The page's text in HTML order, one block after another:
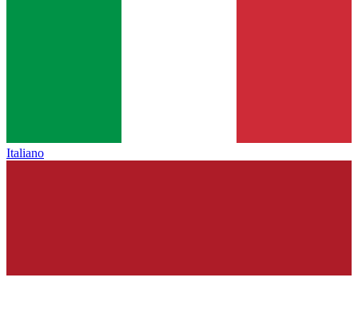
Italiano